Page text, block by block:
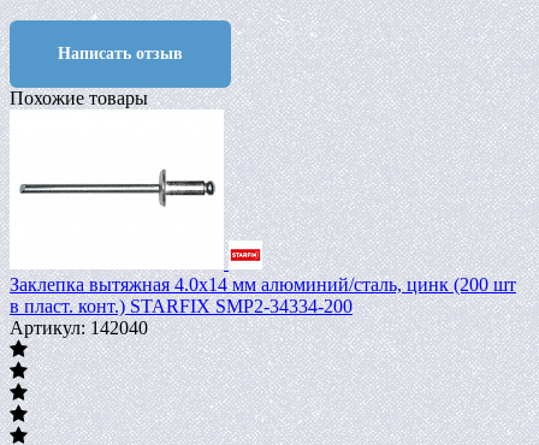
Написать отзыв
Похожие товары
Заклепка вытяжная 4.0х14 мм алюминий/сталь, цинк (200 шт
в пласт. конт.) STARFIX SMP2-34334-200
Артикул: 142040